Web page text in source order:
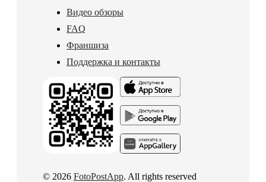
Видео обзоры
FAQ
Франшиза
Поддержка и контакты
© 2026 FotoPostApp. All rights reserved